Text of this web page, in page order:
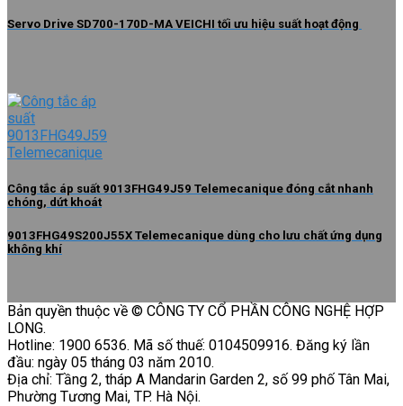
Servo Drive SD700-170D-MA VEICHI tối ưu hiệu suất hoạt động
Công tắc áp suất 9013FHG49J59 Telemecanique đóng cắt nhanh
chóng, dứt khoát
9013FHG49S200J55X Telemecanique dùng cho lưu chất ứng dụng
không khí
Bản quyền thuộc về © CÔNG TY CỔ PHẦN CÔNG NGHỆ HỢP
LONG.
Hotline: 1900 6536. Mã số thuế: 0104509916. Đăng ký lần
đầu: ngày 05 tháng 03 năm 2010.
Địa chỉ: Tầng 2, tháp A Mandarin Garden 2, số 99 phố Tân Mai,
Phường Tương Mai, TP. Hà Nội.